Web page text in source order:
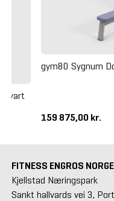
Svart
gym80 Sygnum
159 875,00 kr.
FITNESS ENGROS
Kjellstad Næringspark
Sankt hallvards vei 3,